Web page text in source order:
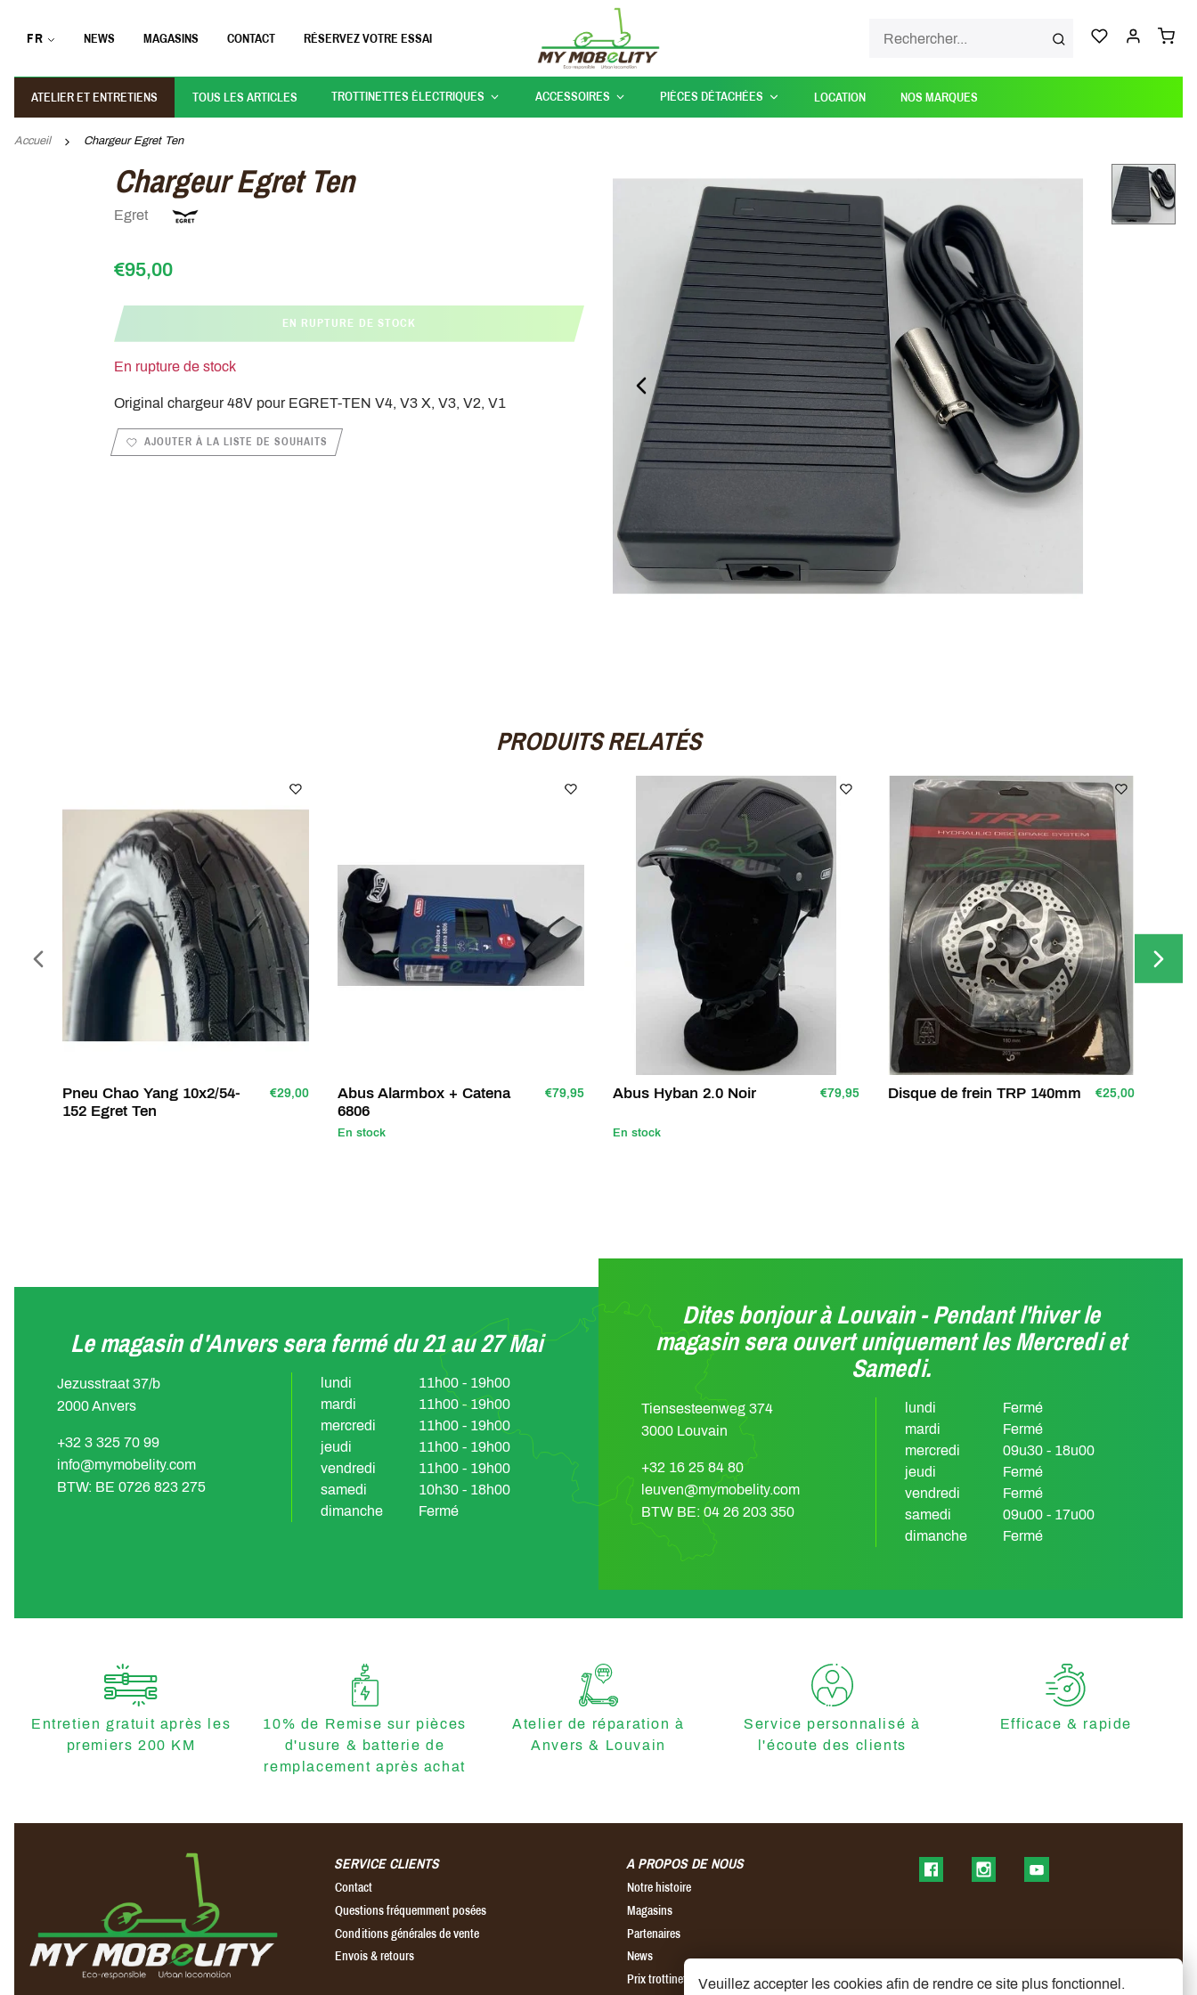
FR NEWS MAGASINS CONTACT RÉSERVEZ VOTRE ESSAI
ATELIER ET ENTRETIENS TOUS LES ARTICLES TROTTINETTES ÉLECTRIQUES ACCESSOIRES PIÈCES DÉTACHÉES LOCATION NOS MARQUES
Accueil Chargeur Egret Ten
Chargeur Egret Ten
Egret
€95,00
EN RUPTURE DE STOCK
En rupture de stock
Original chargeur 48V pour EGRET-TEN V4, V3 X, V3, V2, V1
AJOUTER À LA LISTE DE SOUHAITS
PREVIOUS_SLIDE NEXT_SLIDE
PRODUITS RELATÉS
Pneu Chao Yang 10x2/54-
152 Egret Ten
€29,00
Abus Alarmbox + Catena
6806
€79,95
En stock
Abus Hyban 2.0 Noir €79,95
En stock
Disque de frein TRP 140mm €25,00
Le magasin d'Anvers sera fermé du 21 au 27 Mai
Jezusstraat 37/b
2000 Anvers
+32 3 325 70 99
info@mymobelity.com
BTW: BE 0726 823 275
lundi
11h00 - 19h00
mardi
11h00 - 19h00
mercredi
11h00 - 19h00
jeudi
11h00 - 19h00
vendredi
11h00 - 19h00
samedi
10h30 - 18h00
dimanche
Fermé
Dites bonjour à Louvain - Pendant l'hiver le
magasin sera ouvert uniquement les Mercredi et
Samedi.
Tiensesteenweg 374
3000 Louvain
+32 16 25 84 80
leuven@mymobelity.com
BTW BE: 04 26 203 350
lundi
Fermé
mardi
Fermé
mercredi
09u30 - 18u00
jeudi
Fermé
vendredi
Fermé
samedi
09u00 - 17u00
dimanche
Fermé
Entretien gratuit après les
premiers 200 KM
10% de Remise sur pièces
d'usure & batterie de
remplacement après achat
Atelier de réparation à
Anvers & Louvain
Service personnalisé à
l'écoute des clients
Efficace & rapide
SERVICE CLIENTS
Contact
Questions fréquemment posées
Conditions générales de vente
Envois & retours
A PROPOS DE NOUS
Notre histoire
Magasins
Partenaires
News
Prix trottinette électrique
Find us on FacebookFind us on InstagramFind us on YouTube
Veuillez accepter les cookies afin de rendre ce site plus fonctionnel.